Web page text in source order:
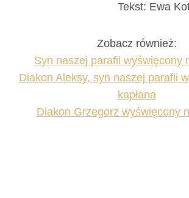
Tekst: Ewa
Zobacz również:
Syn naszej parafii wyświęcony
Diakon Aleksy, syn naszej parafii
kapłana
Diakon Grzegorz wyświęcony